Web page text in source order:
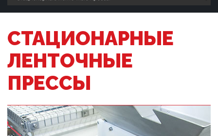
СТАЦИОНАРНЫЕ
ЛЕНТОЧНЫЕ
ПРЕССЫ